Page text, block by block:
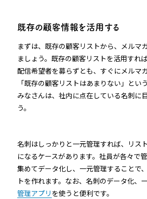
既存の顧客情報を活用する
まずは、既存の顧客リストから、メルマ
ましょう。既存の顧客リストを活用すれ
配信希望者を募らずとも、すぐにメルマ
「既存の顧客リストはあまりない」とい
みなさんは、社内に点在している名刺に
う。
名刺はしっかりと一元管理すれば、リス
になるケースがあります。社員が各々で
集めてデータ化し、一元管理することで
トを作れます。なお、名刺のデータ化、
管理アプリ を使うと便利です。